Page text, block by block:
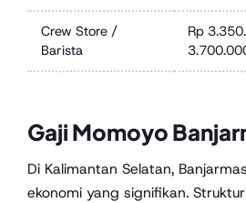
Crew Store /
Barista
Rp
Gaji Momoyo
Di Kalimantan Selatan,
ekonomi yang signifikan. Struktur